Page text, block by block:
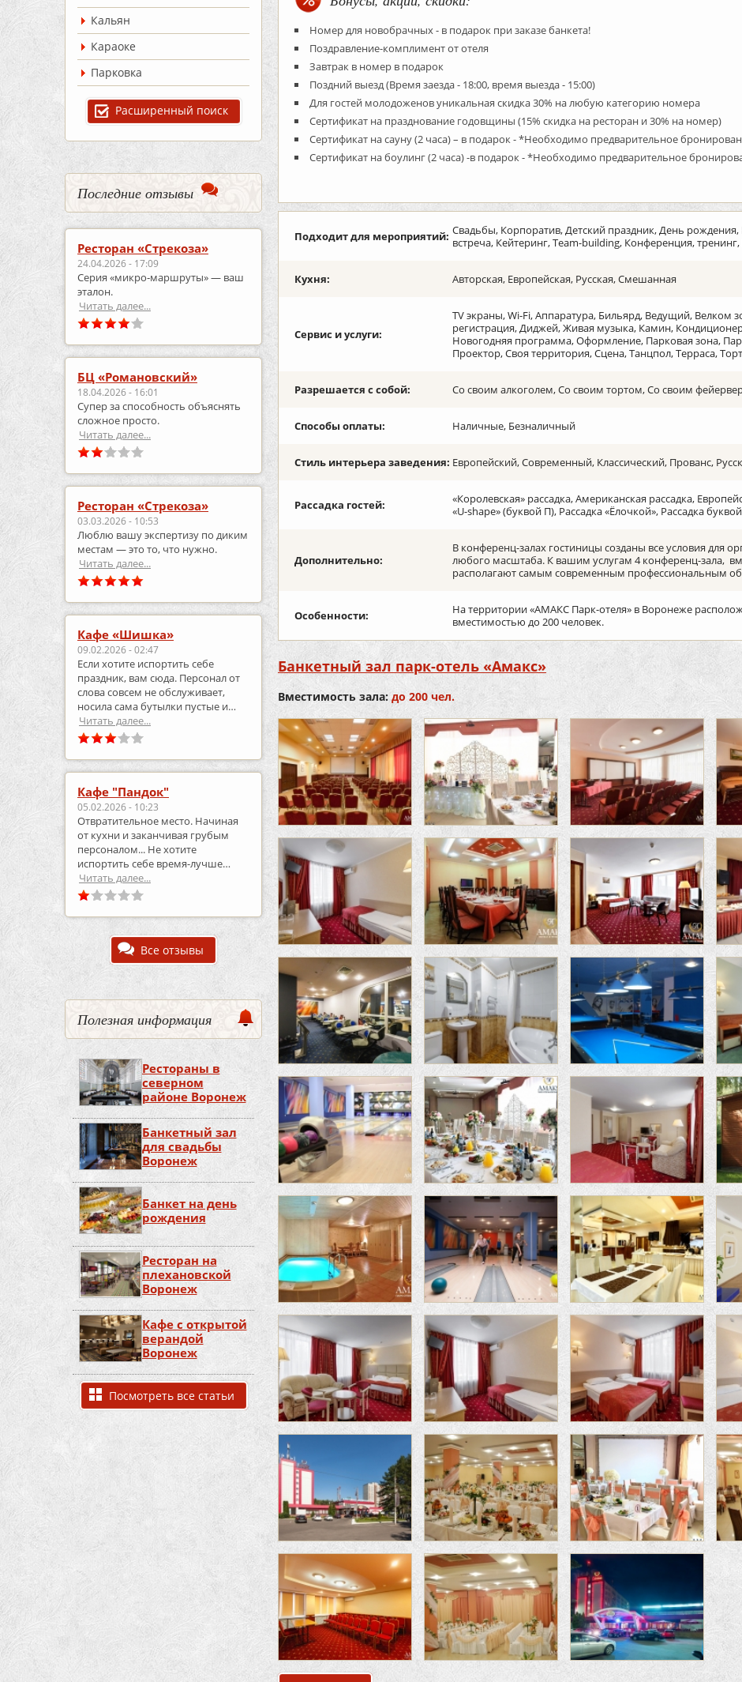
Кальян
Караоке
Парковка
Расширенный поиск
Последние отзывы
Ресторан «Стрекоза»
24.04.2026 - 17:09
Серия «микро‑маршруты» — ваш
эталон.
Читать далее...
БЦ «Романовский»
18.04.2026 - 16:01
Супер за способность объяснять
сложное просто.
Читать далее...
Ресторан «Стрекоза»
03.03.2026 - 10:53
Люблю вашу экспертизу по диким
местам — это то, что нужно.
Читать далее...
Кафе «Шишка»
09.02.2026 - 02:47
Если хотите испортить себе
праздник, вам сюда. Персонал от
слова совсем не обслуживает,
носила сама бутылки пустые и
приносила полные.
Читать далее...
Кафе "Пандок"
05.02.2026 - 10:23
Отвратительное место. Начиная
от кухни и заканчивая грубым
персоналом... Не хотите
испортить себе время-лучше
выберите что-то другое..
Читать далее...
Все отзывы
Полезная информация
Рестораны в
северном
районе Воронеж
Банкетный зал
для свадьбы
Воронеж
Банкет на день
рождения
Ресторан на
плехановской
Воронеж
Кафе с открытой
верандой
Воронеж
Посмотреть все статьи
Номер для новобрачных - в подарок при заказе банкета!
Поздравление-комплимент от отеля
Завтрак в номер в подарок
Поздний выезд (Время заезда - 18:00, время выезда - 15:00)
Для гостей молодоженов уникальная скидка 30% на любую категорию номера
Сертификат на празднование годовщины (15% скидка на ресторан и 30% на номер)
Сертификат на сауну (2 часа) – в подарок - *Необходимо предварительное
Сертификат на боулинг (2 часа) -в подарок - *Необходимо предварительное
Подходит для мероприятий: Свадьбы, Корпоратив, Детский праздник, День
встреча, Кейтеринг, Team-building, Конференция,
Кухня: Авторская, Европейская, Русская, Смешанная
Сервис и услуги:
TV экраны, Wi-Fi, Аппаратура, Бильярд, Ведущий, Велком
регистрация, Диджей, Живая музыка, Камин,
Новогодняя программа, Оформление, Парковая зона,
Проектор, Своя территория, Сцена, Танцпол, Терраса,
Разрешается с собой: Со своим алкоголем, Со своим тортом, Со своим
Способы оплаты: Наличные, Безналичный
Стиль интерьера заведения: Европейский, Современный, Классический, Прованс,
Рассадка гостей:
«Королевская» рассадка, Американская рассадка,
«U-shape» (буквой П), Рассадка «Ёлочкой», Рассадка
Дополнительно:
В конференц-залах гостиницы созданы все условия для
любого масштаба. К вашим услугам 4 конференц-зала,
располагают самым современным профессиональным
Особенности:
На территории «АМАКС Парк-отеля» в Воронеже
вместимостью до 200 человек.
Банкетный зал парк-отель «Амакс»
Вместимость зала: до 200 чел.